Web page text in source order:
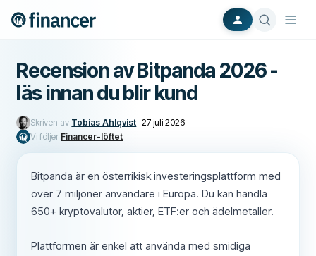
Recension av Bitpanda 2026 -
läs innan du blir kund
Skriven av Tobias Ahlqvist-27 juli 2026
Vi följer Financer-löftet
Bitpanda är en österrikisk investeringsplattform med
över 7 miljoner användare i Europa. Du kan handla
650+ kryptovalutor, aktier, ETF:er och ädelmetaller.
Plattformen är enkel att använda med smidiga